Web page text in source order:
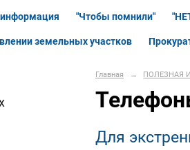
"Чтобы помнили"
земельных участков
Главная → ПОЛЕЗНАЯ
Для